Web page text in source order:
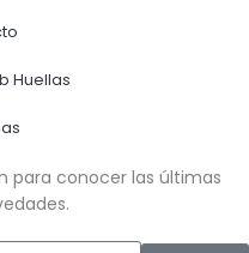
Huellas
para conocer las últimas